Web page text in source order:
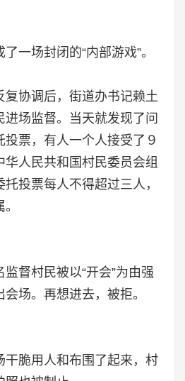
一场封闭的“内部游戏”。
复协调后，街道办书记赖土
场监督。当天就发现了问
票，有人一个人接受了９
华人民共和国村民委员会组
投票每人不得超过三人，
督村民被以“开会”为由强
场。再想进去，被拒。
干脆用人和布围了起来，村